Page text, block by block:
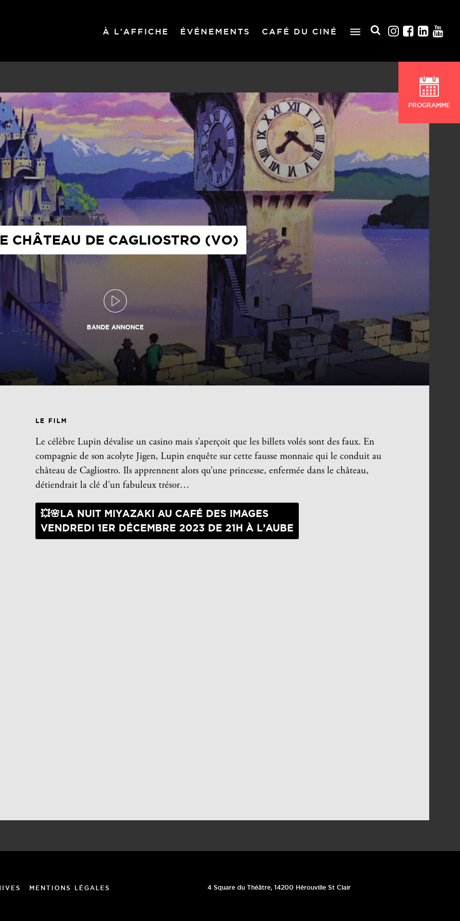
À L’AFFICHE ÉVÉNEMENTS CAFÉ DU CINÉ
CHÂTEAU DE CAGLIOSTRO (VO)
BANDE ANNONCE
LE FILM
Le célèbre Lupin dévalise un casino mais s’aperçoit que les billets volés sont des faux. En
compagnie de son acolyte Jigen, Lupin enquête sur cette fausse monnaie qui le conduit au
château de Cagliostro. Ils apprennent alors qu’une princesse, enfermée dans le château,
détiendrait la clé d’un fabuleux trésor…
💥🌸LA NUIT MIYAZAKI AU CAFÉ DES IMAGES
VENDREDI 1ER DÉCEMBRE 2023 DE 21H À L’AUBE
PROGRAMME
MENTIONS LÉGALES 4 Square du Théâtre, 14200 Hérouville St Clair